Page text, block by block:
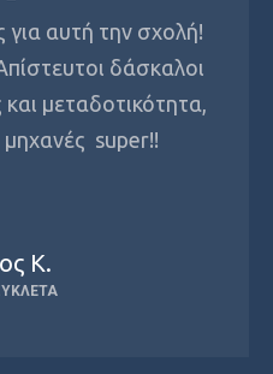
για αυτή την σχολή!
δάσκαλοι
μεταδοτικότητα,
μηχανές super!!
Κ.